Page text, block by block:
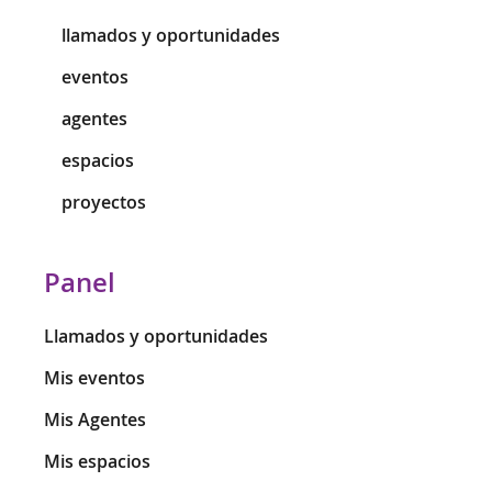
llamados y oportunidades
eventos
agentes
espacios
proyectos
Panel
Llamados y oportunidades
Mis eventos
Mis Agentes
Mis espacios